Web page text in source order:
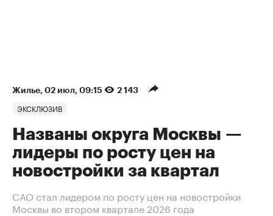
Жилье⁠, 02 июл, 09:15 2 143
ЭКСКЛЮЗИВ
Названы округа Москвы —
лидеры по росту цен на
новостройки за квартал
САО стал лидером по росту цен на новостройки
Москвы во втором квартале 2026 года